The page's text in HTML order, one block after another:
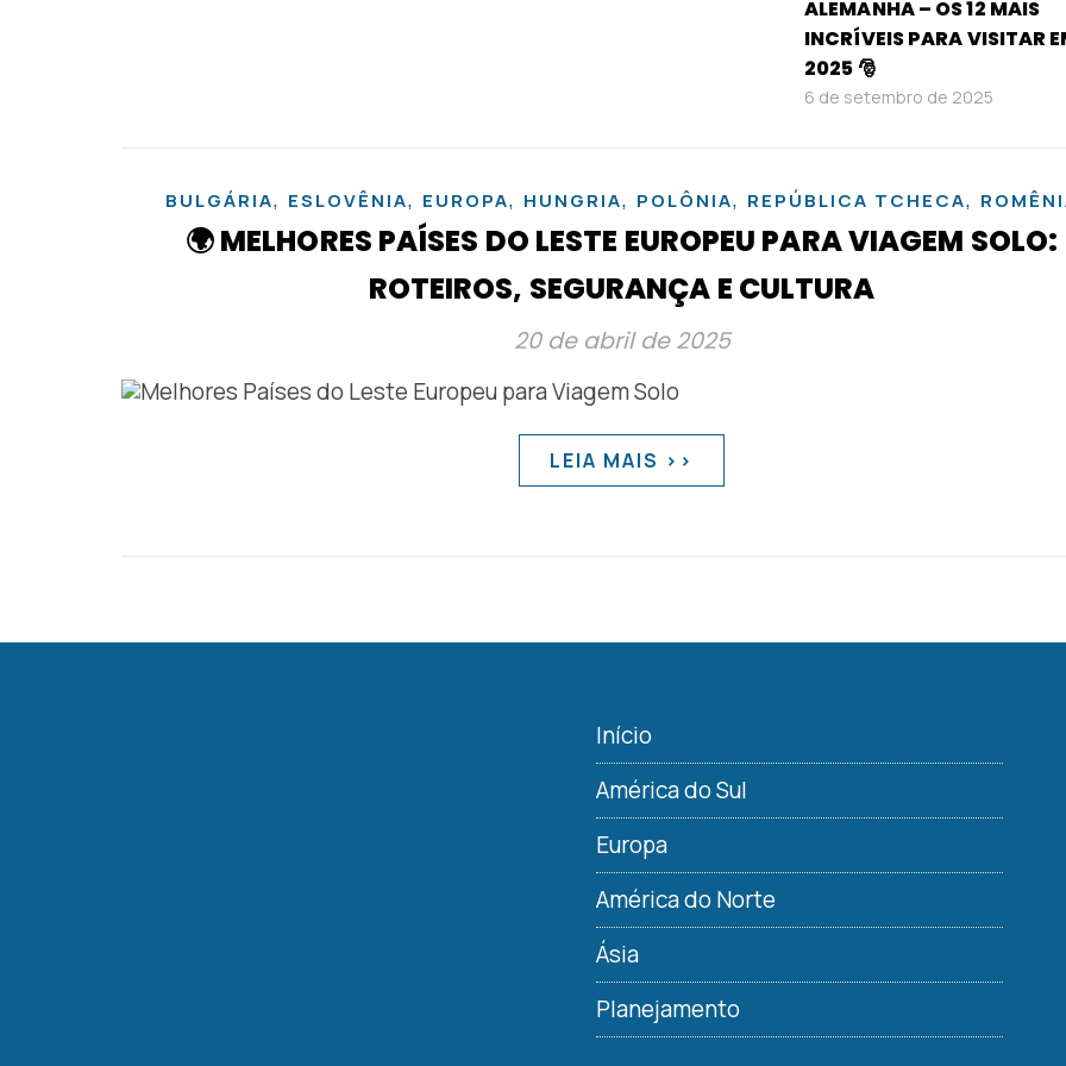
ALEMANHA – OS 12 MAIS
INCRÍVEIS PARA VISITAR
2025 🎅
6 de setembro de 2025
BULGÁRIA, ESLOVÊNIA, EUROPA, HUNGRIA, POLÔNIA, REPÚBLICA TCHECA,
🌍 MELHORES PAÍSES DO LESTE EUROPEU PARA VIAGEM SOLO:
ROTEIROS, SEGURANÇA E CULTURA
20 de abril de 2025
LEIA MAIS >>
Início
América do Sul
Europa
América do Norte
Ásia
Planejamento